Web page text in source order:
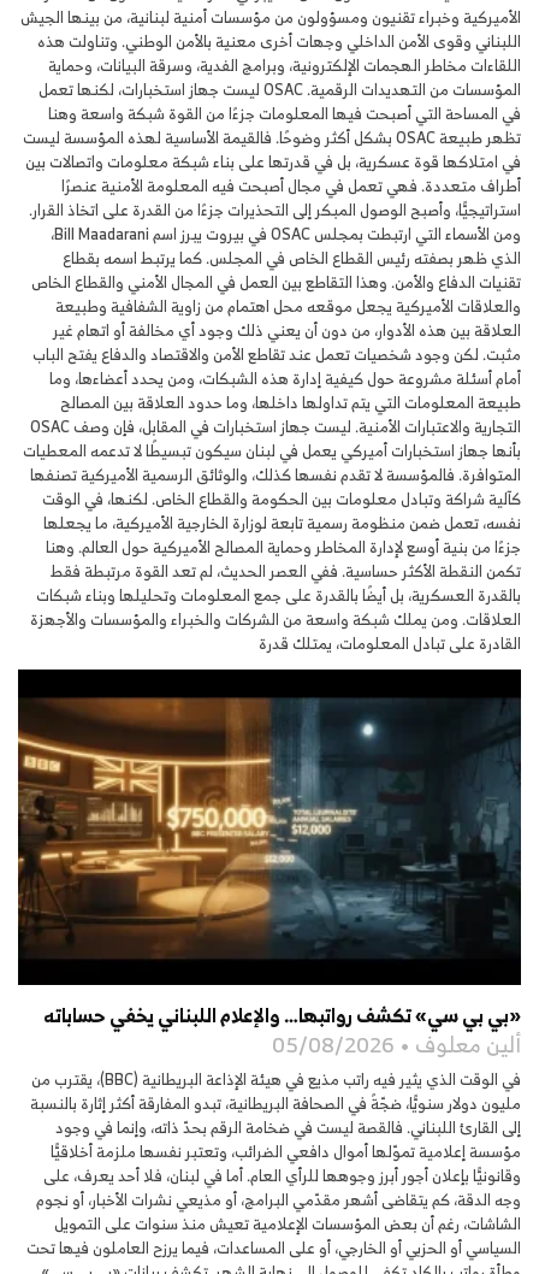
الأميركية وخبراء تقنيون ومسؤولون من مؤسسات أمنية لبنانية، من بينها الجيش
اللبناني وقوى الأمن الداخلي وجهات أخرى معنية بالأمن الوطني. وتناولت هذه
اللقاءات مخاطر الهجمات الإلكترونية، وبرامج الفدية، وسرقة البيانات، وحماية
المؤسسات من التهديدات الرقمية. OSAC ليست جهاز استخبارات، لكنها تعمل
في المساحة التي أصبحت فيها المعلومات جزءًا من القوة شبكة واسعة وهنا
تظهر طبيعة OSAC بشكل أكثر وضوحًا. فالقيمة الأساسية لهذه المؤسسة ليست
في امتلاكها قوة عسكرية، بل في قدرتها على بناء شبكة معلومات واتصالات بين
أطراف متعددة. فهي تعمل في مجال أصبحت فيه المعلومة الأمنية عنصرًا
استراتيجيًّا، وأصبح الوصول المبكر إلى التحذيرات جزءًا من القدرة على اتخاذ القرار.
ومن الأسماء التي ارتبطت بمجلس OSAC في بيروت يبرز اسم Bill Maadarani،
الذي ظهر بصفته رئيس القطاع الخاص في المجلس. كما يرتبط اسمه بقطاع
تقنيات الدفاع والأمن. وهذا التقاطع بين العمل في المجال الأمني والقطاع الخاص
والعلاقات الأميركية يجعل موقعه محل اهتمام من زاوية الشفافية وطبيعة
العلاقة بين هذه الأدوار، من دون أن يعني ذلك وجود أي مخالفة أو اتهام غير
مثبت. لكن وجود شخصيات تعمل عند تقاطع الأمن والاقتصاد والدفاع يفتح الباب
أمام أسئلة مشروعة حول كيفية إدارة هذه الشبكات، ومن يحدد أعضاءها، وما
طبيعة المعلومات التي يتم تداولها داخلها، وما حدود العلاقة بين المصالح
التجارية والاعتبارات الأمنية. ليست جهاز استخبارات في المقابل، فإن وصف OSAC
بأنها جهاز استخبارات أميركي يعمل في لبنان سيكون تبسيطًا لا تدعمه المعطيات
المتوافرة. فالمؤسسة لا تقدم نفسها كذلك، والوثائق الرسمية الأميركية تصنفها
كآلية شراكة وتبادل معلومات بين الحكومة والقطاع الخاص. لكنها، في الوقت
نفسه، تعمل ضمن منظومة رسمية تابعة لوزارة الخارجية الأميركية، ما يجعلها
جزءًا من بنية أوسع لإدارة المخاطر وحماية المصالح الأميركية حول العالم. وهنا
تكمن النقطة الأكثر حساسية. ففي العصر الحديث، لم تعد القوة مرتبطة فقط
بالقدرة العسكرية، بل أيضًا بالقدرة على جمع المعلومات وتحليلها وبناء شبكات
العلاقات. ومن يملك شبكة واسعة من الشركات والخبراء والمؤسسات والأجهزة
القادرة على تبادل المعلومات، يمتلك قدرة
«بي بي سي» تكشف رواتبها… والإعلام اللبناني يخفي حساباته
ألين معلوف 05/08/2026
في الوقت الذي يثير فيه راتب مذيع في هيئة الإذاعة البريطانية (BBC)، يقترب من
مليون دولار سنويًّا، ضجّةً في الصحافة البريطانية، تبدو المفارقة أكثر إثارة بالنسبة
إلى القارئ اللبناني. فالقصة ليست في ضخامة الرقم بحدّ ذاته، وإنما في وجود
مؤسسة إعلامية تموّلها أموال دافعي الضرائب، وتعتبر نفسها ملزمة أخلاقيًّا
وقانونيًّا بإعلان أجور أبرز وجوهها للرأي العام. أما في لبنان، فلا أحد يعرف، على
وجه الدقة، كم يتقاضى أشهر مقدّمي البرامج، أو مذيعي نشرات الأخبار، أو نجوم
الشاشات، رغم أن بعض المؤسسات الإعلامية تعيش منذ سنوات على التمويل
السياسي أو الحزبي أو الخارجي، أو على المساعدات، فيما يرزح العاملون فيها تحت